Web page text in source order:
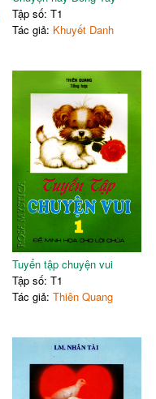
Tập số: T1
Tác giả: Khuyết Danh
Tuyển tập chuyện vui
Tập số: T1
Tác giả: Thiên Quang